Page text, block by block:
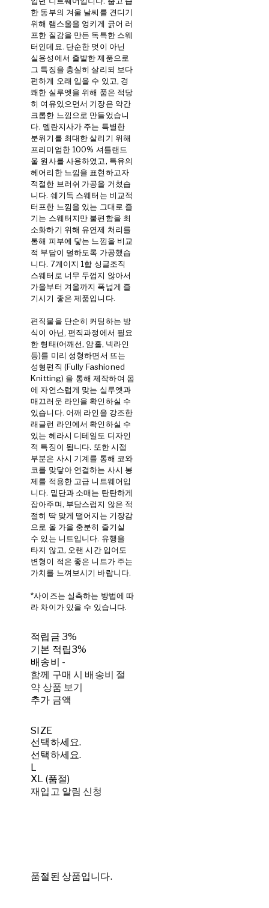
한 동부의 겨울 날씨를 견디기
위해 램스울을 엉키게 긁어 러
프한 질감을 만든 독특한 스웨
터인데요. 단순한 멋이 아닌
실용성에서 출발한 제품으로
그 특징을 충실히 살리되 보다
편하게 오래 입을 수 있고, 경
쾌한 실루엣을 위해 품은 적당
히 여유있으면서 기장은 약간
크롭한 느낌으로 만들었습니
다. 멜란지사가 주는 특별한
분위기를 최대한 살리기 위해
프리미엄한 100% 셔틀랜드
울 원사를 사용하였고, 특유의
헤어리한 느낌을 표현하고자
적절한 브러쉬 가공을 거쳤습
니다. 쉐기독 스웨터는 비교적
터프한 느낌을 있는 그대로 즐
기는 스웨터지만 불편함을 최
소화하기 위해 유연제 처리를
통해 피부에 닿는 느낌을 비교
적 부담이 덜하도록 가공했습
니다. 7게이지 1합 싱글조직
스웨터로 너무 두껍지 않아서
가을부터 겨울까지 폭넓게 즐
기시기 좋은 제품입니다.
편직물을 단순히 커팅하는 방
식이 아닌, 편직과정에서 필요
한 형태(어깨선, 암홀, 넥라인
등)를 미리 성형하면서 뜨는
성형편직 (Fully Fashioned
Knitting) 을 통해 제작하여 몸
에 자연스럽게 맞는 실루엣과
매끄러운 라인을 확인하실 수
있습니다. 어깨 라인을 강조한
래글런 라인에서 확인하실 수
있는 헤라시 디테일도 디자인
적 특징이 됩니다. 또한 시접
부분은 사시 기계를 통해 코와
코를 맞닿아 연결하는 사시 봉
제를 적용한 고급 니트웨어입
니다. 밑단과 소매는 탄탄하게
잡아주며, 부담스럽지 않은 적
절히 딱 맞게 떨어지는 기장감
으로 올 가을 충분히 즐기실
수 있는 니트입니다. 유행을
타지 않고, 오랜 시간 입어도
변형이 적은 좋은 니트가 주는
가치를 느껴보시기 바랍니다.
*사이즈는 실측하는 방법에 따
라 차이가 있을 수 있습니다.
적립금 3%
기본 적립3%
배송비 -
함께 구매 시 배송비 절
약 상품 보기
추가 금액
SIZE
선택하세요.
선택하세요.
L
XL (품절)
재입고 알림 신청
품절된 상품입니다.